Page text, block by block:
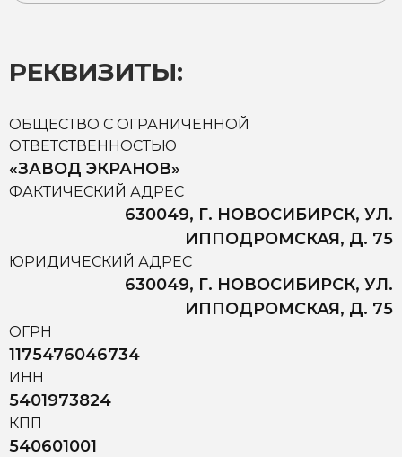
РЕКВИЗИТЫ:
ОБЩЕСТВО С ОГРАНИЧЕННОЙ
ОТВЕТСТВЕННОСТЬЮ
«ЗАВОД ЭКРАНОВ»
ФАКТИЧЕСКИЙ АДРЕС
630049, Г. НОВОСИБИРСК, УЛ.
ИППОДРОМСКАЯ, Д. 75
ЮРИДИЧЕСКИЙ АДРЕС
630049, Г. НОВОСИБИРСК, УЛ.
ИППОДРОМСКАЯ, Д. 75
ОГРН
1175476046734
ИНН
5401973824
КПП
540601001